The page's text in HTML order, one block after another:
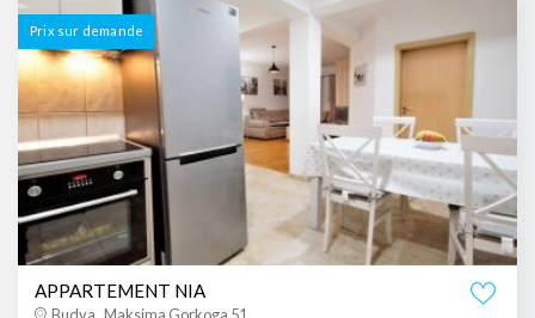
Prix ​​sur demande
APPARTEMENT NIA
Budva , Maksima Gorkoga 51